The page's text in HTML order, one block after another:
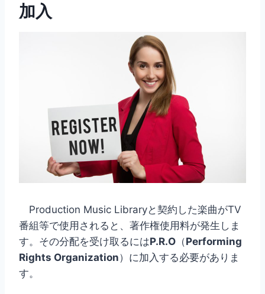
加入
Production Music Libraryと契約した楽曲がTV
番組等で使用されると、著作権使用料が発生しま
す。その分配を受け取るにはP.R.O （Performing
Rights Organization）に加入する必要がありま
す。